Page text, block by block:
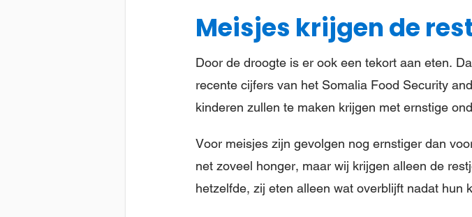
Meisjes krijgen de
Door de droogte is er ook een tekort aan eten.
recente cijfers van het Somalia Food Security
kinderen zullen te maken krijgen met ernstige
Voor meisjes zijn gevolgen nog ernstiger dan
net zoveel honger, maar wij krijgen alleen de
hetzelfde, zij eten alleen wat overblijft nadat hun